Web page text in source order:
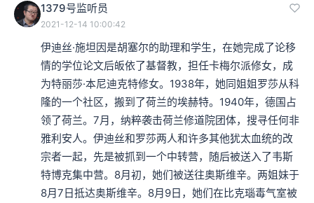
从1931年开始，海德格尔与德国纳粹党之间的关系变得比
政权，但是他从1931年开始和纳粹党发生关联了。这就说
明他是比较主动自愿地与纳粹党发生关系。
1379号监听员
2021-12-14 10:00:42
伊迪丝·施坦因是胡塞尔的助理和学生，在她完成了论移
情的学位论文后皈依了基督教，担任卡梅尔派修女，成
为特丽莎·本尼迪克特修女。1938年，她同姐姐罗莎从科
隆的一个社区，搬到了荷兰的埃赫特。1940年，德国占
领了荷兰。7月，纳粹袭击荷兰修道院团体，搜寻任何非
雅利安人。伊迪丝和罗莎两人和许多其他犹太血统的改
宗者一起，先是被抓到一个中转营，随后被送入了韦斯
特博克集中营。8月初，她们被送往奥斯维辛。两姐妹于
8月7日抵达奥斯维辛。8月9日，她们在比克瑙毒气室被